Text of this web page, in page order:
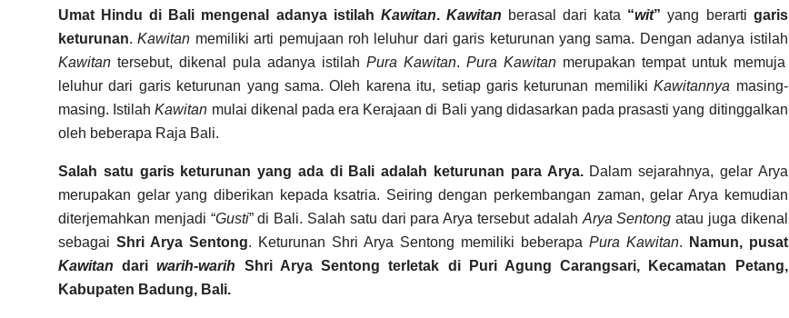
Umat Hindu di Bali mengenal adanya istilah Kawitan. Kawitan berasal dari kata “wit” yang berarti garis
keturunan.Kawitan memiliki arti pemujaan roh leluhur dari garis keturunan yang sama. Dengan adanya istilah
Kawitan tersebut, dikenal pula adanya istilah Pura Kawitan. Pura Kawitanmerupakan tempat untuk memuja
leluhur dari garis keturunan yang sama. Oleh karena itu, setiap garis keturunan memilikiKawitannya masing-
masing. IstilahKawitan mulai dikenal pada era Kerajaan di Bali yang didasarkan pada prasasti yang ditinggalkan
oleh beberapa Raja Bali.
Salah satu garis keturunan yang ada di Bali adalah keturunan para Arya.Dalam sejarahnya, gelar Arya
merupakan gelar yang diberikan kepada ksatria. Seiring dengan perkembangan zaman, gelar Arya kemudian
diterjemahkan menjadi “Gusti” di Bali. Salah satu dari para Arya tersebut adalah Arya Sentong atau juga dikenal
sebagai Shri Arya Sentong. Keturunan Shri Arya Sentong memiliki beberapa Pura Kawitan.
Namun, pusat
Kawitan dariwarih-warih Shri Arya Sentong terletak di Puri Agung Carangsari, Kecamatan Petang,
Kabupaten Badung, Bali.